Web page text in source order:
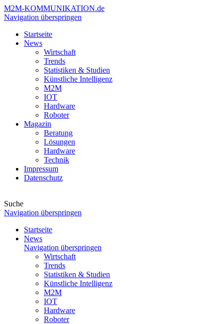
M2M-KOMMUNIKATION.de
Navigation überspringen
Startseite
News
Wirtschaft
Trends
Statistiken & Studien
Künstliche Intelligenz
M2M
IOT
Hardware
Roboter
Magazin
Beratung
Lösungen
Hardware
Technik
Impressum
Datenschutz
Suche
Navigation überspringen
Startseite
News
Navigation überspringen
Wirtschaft
Trends
Statistiken & Studien
Künstliche Intelligenz
M2M
IOT
Hardware
Roboter